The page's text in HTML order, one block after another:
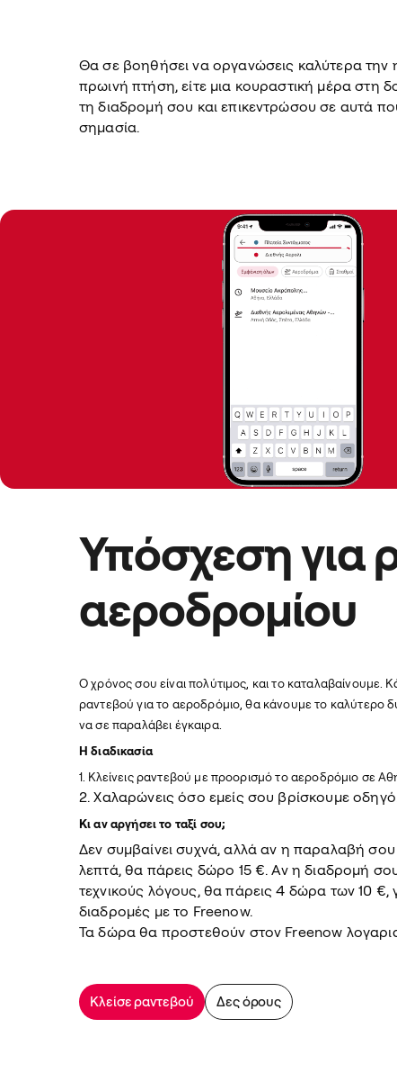
Θα σε βοηθήσει να οργανώσεις καλύτερα την
πρωινή πτήση, είτε μια κουραστική μέρα στη
τη διαδρομή σου και επικεντρώσου σε αυτά
σημασία.
Υπόσχεση για
αεροδρομίου
Ο χρόνος σου είναι πολύτιμος, και το καταλαβαίνουμε.
ραντεβού για το αεροδρόμιο, θα κάνουμε το καλύτερο
να σε παραλάβει έγκαιρα.
Η διαδικασία
1. Κλείνεις ραντεβού με προορισμό το αεροδρόμιο σε
2. Χαλαρώνεις όσο εμείς σου βρίσκουμε
Κι αν αργήσει το ταξί σου;
Δεν συμβαίνει συχνά, αλλά αν η παραλαβή
λεπτά, θα πάρεις δώρο 15 €. Αν η διαδρομή
τεχνικούς λόγους, θα πάρεις 4 δώρα των 10 €,
διαδρομές με το Freenow.
Τα δώρα θα προστεθούν στον Freenow
Κλείσε ραντεβού Δες όρους